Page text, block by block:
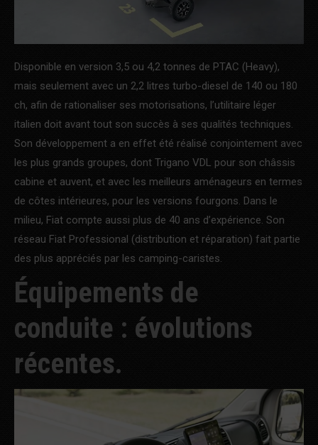
Disponible en version 3,5 ou 4,2 tonnes de PTAC (Heavy),
mais seulement avec un 2,2 litres turbo-diesel de 140 ou 180
ch, afin de rationaliser ses motorisations, l’utilitaire léger
italien doit avant tout son succès à ses qualités techniques.
Son développement a en effet été réalisé conjointement avec
les plus grands groupes, dont Trigano VDL pour son châssis
cabine et auvent, et avec les meilleurs aménageurs en termes
de côtes intérieures, pour les versions fourgons. Dans le
milieu, Fiat compte aussi plus de 40 ans d’expérience. Son
réseau Fiat Professional (distribution et réparation) fait partie
des plus appréciés par les camping-caristes.
Équipements de
conduite : évolutions
récentes.